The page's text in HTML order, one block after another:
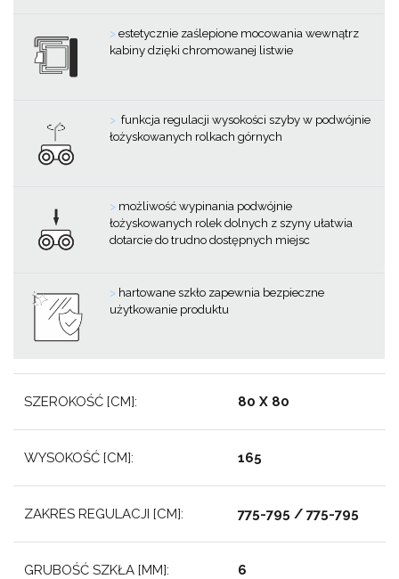
>estetycznie zaślepione mocowania wewnątrz
kabiny dzięki chromowanej listwie
> funkcja regulacji wysokości szyby w podwójnie
łożyskowanych rolkach górnych
> możliwość wypinania podwójnie
łożyskowanych rolek dolnych z szyny ułatwia
dotarcie do trudno dostępnych miejsc
> hartowane szkło zapewnia bezpieczne
użytkowanie produktu
SZEROKOŚĆ [CM]: 80 X 80
WYSOKOŚĆ [CM]: 165
ZAKRES REGULACJI [CM]: 775-795 / 775-795
GRUBOŚĆ SZKŁA [MM]: 6